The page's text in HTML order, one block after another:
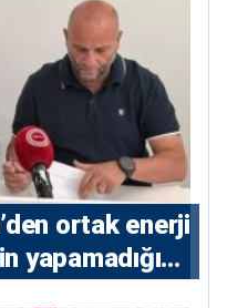
ortak enerji
yapamadığını